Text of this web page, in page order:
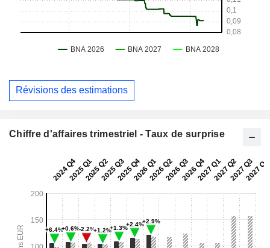
Révisions des estimations
Chiffre d'affaires trimestriel - Taux de surprise